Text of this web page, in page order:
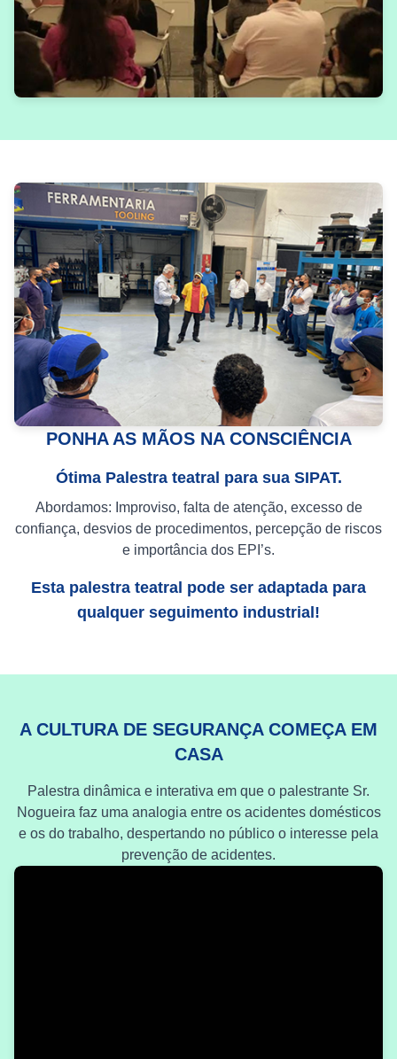
PONHA AS MÃOS NA CONSCIÊNCIA
Ótima Palestra teatral para sua SIPAT.
Abordamos: Improviso, falta de atenção, excesso de
confiança, desvios de procedimentos, percepção de riscos
e importância dos EPI’s.
Esta palestra teatral pode ser adaptada para
qualquer seguimento industrial!
A CULTURA DE SEGURANÇA COMEÇA EM
CASA
Palestra dinâmica e interativa em que o palestrante Sr.
Nogueira faz uma analogia entre os acidentes domésticos
e os do trabalho, despertando no público o interesse pela
prevenção de acidentes.